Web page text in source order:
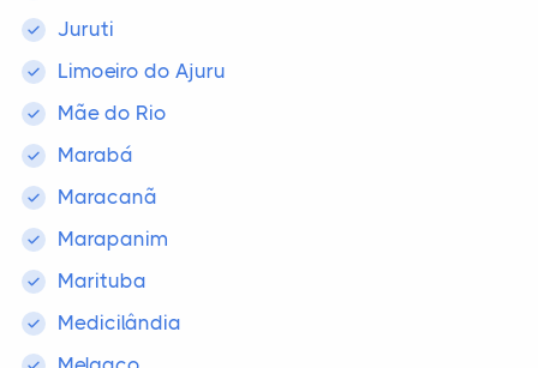
Juruti
Limoeiro do Ajuru
Mãe do Rio
Marabá
Maracanã
Marapanim
Marituba
Medicilândia